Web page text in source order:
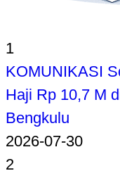
1
KOMUNIKASI
Haji Rp 10,7 M
Bengkulu
2026-07-30
2